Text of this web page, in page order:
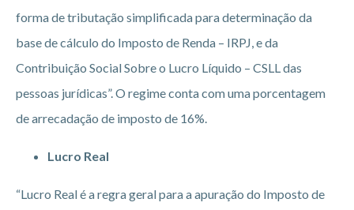
forma de tributação simplificada para determinação da
base de cálculo do Imposto de Renda – IRPJ, e da
Contribuição Social Sobre o Lucro Líquido – CSLL das
pessoas jurídicas”. O regime conta com uma porcentagem
de arrecadação de imposto de 16%.
Lucro Real
“Lucro Real é a regra geral para a apuração do Imposto de